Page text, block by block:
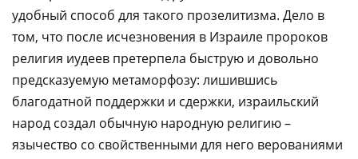
удобный способ для такого прозелитизма. Дело в
том, что после исчезновения в Израиле пророков
религия иудеев претерпела быструю и довольно
предсказуемую метаморфозу: лишившись
благодатной поддержки и сдержки, израильский
народ создал обычную народную религию –
язычество со свойственными для него верованиями